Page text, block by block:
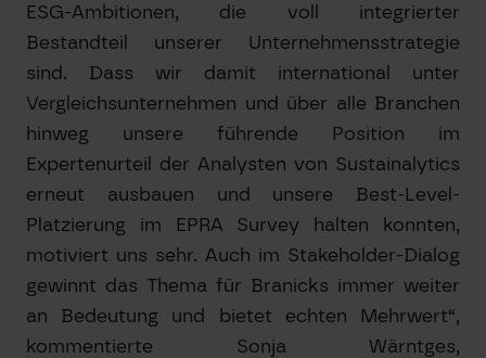
ESG-Ambitionen, die voll integrierter
Bestandteil unserer Unternehmensstrategie
sind. Dass wir damit international unter
Vergleichsunternehmen und über alle Branchen
hinweg unsere führende Position im
Expertenurteil der Analysten von Sustainalytics
erneut ausbauen und unsere Best-Level-
Platzierung im EPRA Survey halten konnten,
motiviert uns sehr. Auch im Stakeholder-Dialog
gewinnt das Thema für Branicks immer weiter
an Bedeutung und bietet echten Mehrwert“,
kommentierte Sonja Wärntges,